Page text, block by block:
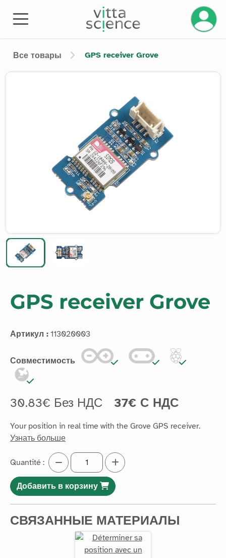
Все товары GPS receiver Grove
GPS receiver Grove
Артикул : 113020003
Совместимость
30.83€ Без НДС 37€ С НДС
Your position in real time with the Grove GPS receiver.
Узнать больше
Quantité :
Добавить в корзину
СВЯЗАННЫЕ МАТЕРИАЛЫ